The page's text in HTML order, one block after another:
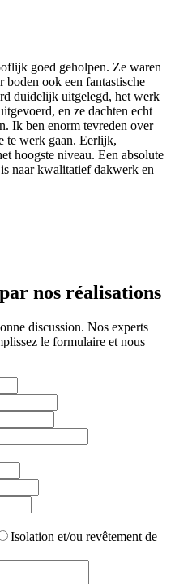
goed geholpen. Ze waren
boden ook een fantastische
duidelijk uitgelegd, het werk
en ze dachten echt
Ik ben enorm tevreden over
te werk gaan. Eerlijk,
hoogste niveau. Een absolute
naar kwalitatief dakwerk en
nos réalisations
discussion. Nos experts
le formulaire et nous
Isolation et/ou revêtement de